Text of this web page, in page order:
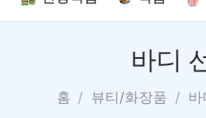
바디
홈 / 뷰티/화장품 / 바